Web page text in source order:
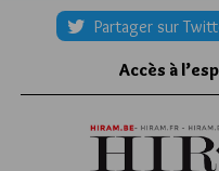
Partager sur
Accès à